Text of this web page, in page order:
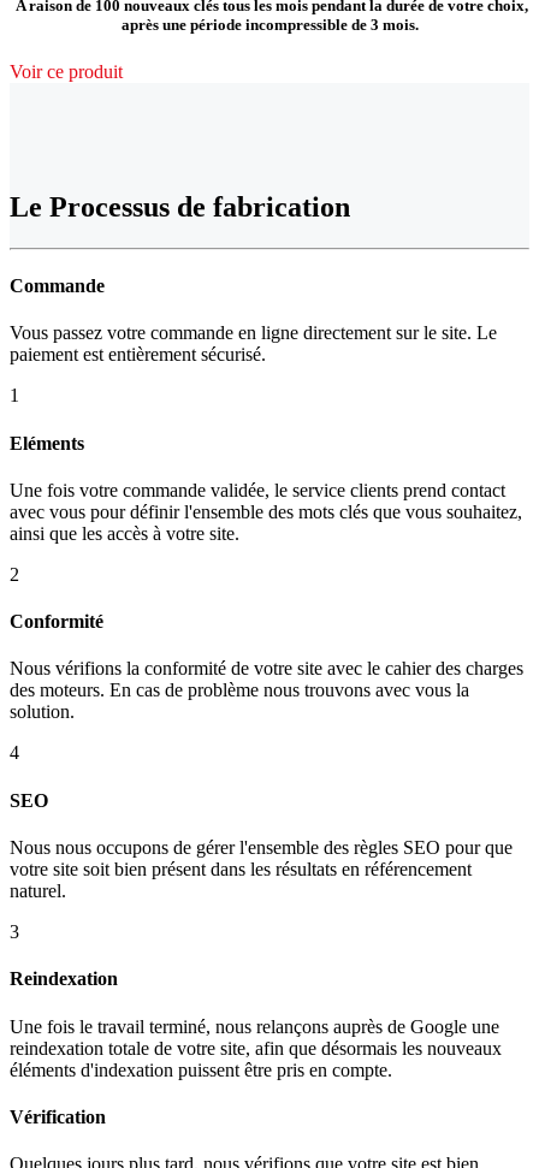
A raison de 100 nouveaux clés tous les mois pendant la durée de votre choix,
après une période incompressible de 3 mois.
Voir ce produit
Le Processus de fabrication
Commande
Vous passez votre commande en ligne directement sur le site. Le
paiement est entièrement sécurisé.
1
Eléments
Une fois votre commande validée, le service clients prend contact
avec vous pour définir l'ensemble des mots clés que vous souhaitez,
ainsi que les accès à votre site.
2
Conformité
Nous vérifions la conformité de votre site avec le cahier des charges
des moteurs. En cas de problème nous trouvons avec vous la
solution.
4
SEO
Nous nous occupons de gérer l'ensemble des règles SEO pour que
votre site soit bien présent dans les résultats en référencement
naturel.
3
Reindexation
Une fois le travail terminé, nous relançons auprès de Google une
reindexation totale de votre site, afin que désormais les nouveaux
éléments d'indexation puissent être pris en compte.
Vérification
Quelques jours plus tard, nous vérifions que votre site est bien